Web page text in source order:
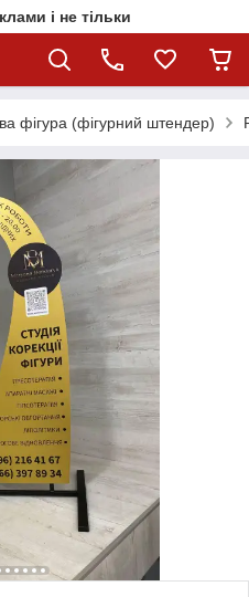
і не тільки
фігура (фігурний штендер)